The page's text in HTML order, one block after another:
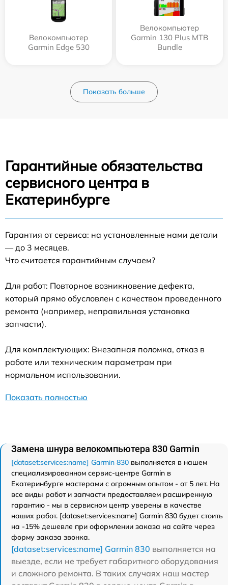
Велокомпьютер
Garmin Edge 530
Велокомпьютер
Garmin 130 Plus MTB
Bundle
Показать больше
Гарантийные обязательства
сервисного центра в
Екатеринбурге
Гарантия от сервиса: на установленные нами детали
— до 3 месяцев.
Что считается гарантийным случаем?
Для работ: Повторное возникновение дефекта,
который прямо обусловлен с качеством проведенного
ремонта (например, неправильная установка
запчасти).
Для комплектующих: Внезапная поломка, отказ в
работе или техническим параметрам при
нормальном использовании.
Показать полностью
Замена шнура велокомпьютера 830 Garmin
[dataset:services:name] Garmin 830 выполняется в нашем
специализированном сервис-центре Garmin в
Екатеринбурге мастерами с огромным опытом - от 5 лет. На
все виды работ и запчасти предоставляем расширенную
гарантию - мы в сервисном центр уверены в качестве
наших работ. [dataset:services:name] Garmin 830 будет стоить
на -15% дешевле при оформлении заказа на сайте через
форму заказа звонка.
[dataset:services:name] Garmin 830 выполняется на
выезде, если не требует габаритного оборудования
и сложного ремонта. В таких случаях наш мастер